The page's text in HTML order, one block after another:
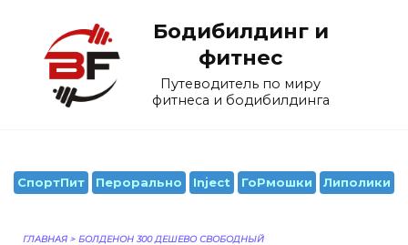
содержанию
Бодибилдинг и
фитнес
Путеводитель по миру
фитнеса и бодибилдинга
СпортПит Перорально Inject ГоРмошки Липолики
ГЛАВНАЯ > БОЛДЕНОН 300 ДЕШЕВО СВОБОДНЫЙ